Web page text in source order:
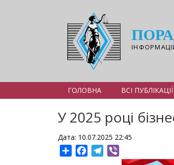
ГОЛОВНА ВСІ ПУБЛІКАЦІЇ
У 2025 році
Дата: 10.07.2025 22:45
ShareFacebookTelegram